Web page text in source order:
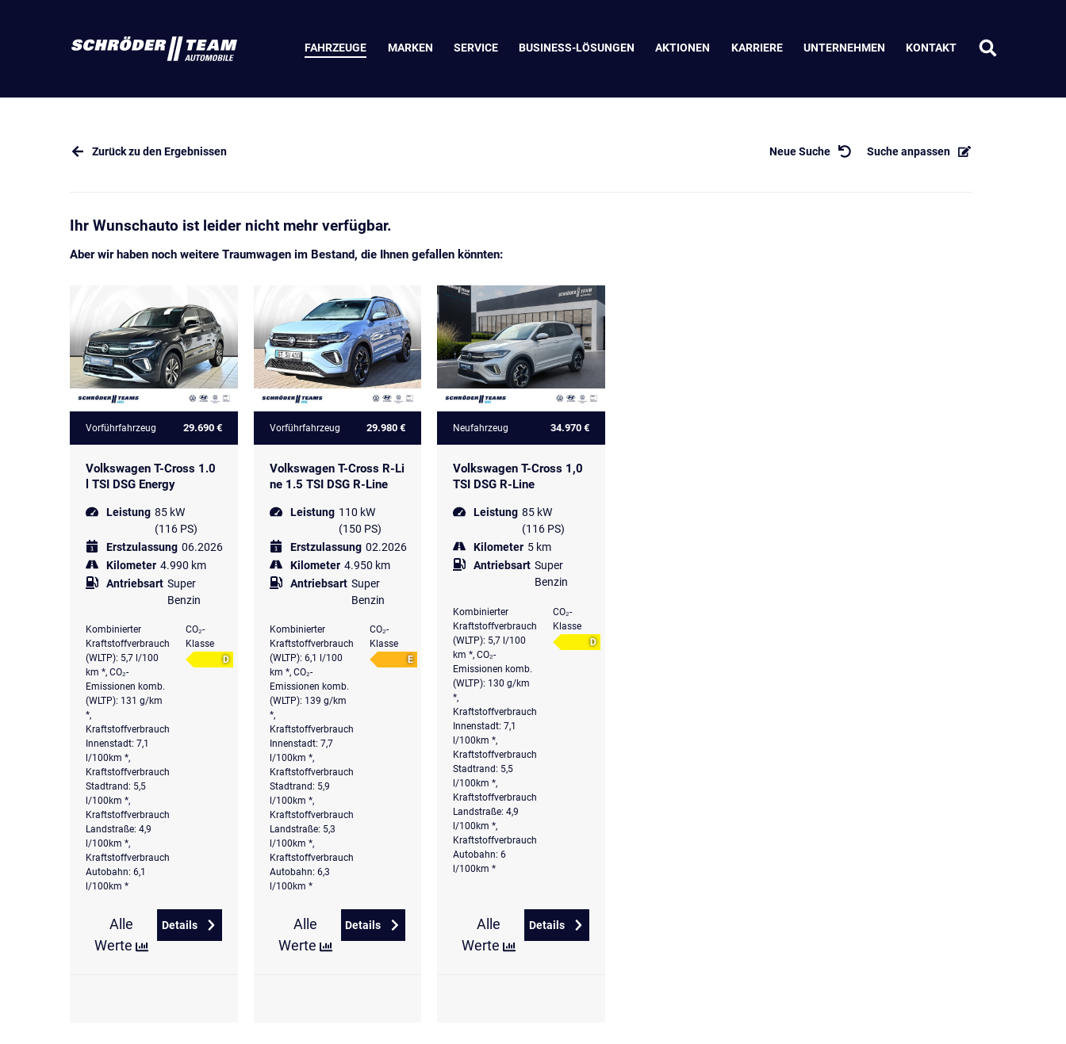
FAHRZEUGE MARKEN SERVICE BUSINESS-LÖSUNGEN AKTIONEN KARRIERE UNTERNEHMEN KONTAKT
Zurück zu den Ergebnissen Neue Suche Suche anpassen
Ihr Wunschauto ist leider nicht mehr verfügbar.
Aber wir haben noch weitere Traumwagen im Bestand, die Ihnen gefallen könnten:
Vorführfahrzeug 29.690 €
Volkswagen T-Cross 1.0
l TSI DSG Energy
Leistung 85 kW
(116 PS)
Erstzulassung 06.2026
Kilometer 4.990 km
Antriebsart Super
Benzin
Kombinierter
Kraftstoffverbrauch
(WLTP): 5,7 l/100
km *, CO₂-
Emissionen komb.
(WLTP): 131 g/km
*,
Kraftstoffverbrauch
Innenstadt: 7,1
l/100km *,
Kraftstoffverbrauch
Stadtrand: 5,5
l/100km *,
Kraftstoffverbrauch
Landstraße: 4,9
l/100km *,
Kraftstoffverbrauch
Autobahn: 6,1
l/100km *
CO₂-
Klasse
D
Alle
Werte
Details
zu Volkswagen T-Cross 1.0 l TSI DSG Energy
Vorführfahrzeug 29.980 €
Volkswagen T-Cross R-Li
ne 1.5 TSI DSG R-Line
Leistung 110 kW
(150 PS)
Erstzulassung 02.2026
Kilometer 4.950 km
Antriebsart Super
Benzin
Kombinierter
Kraftstoffverbrauch
(WLTP): 6,1 l/100
km *, CO₂-
Emissionen komb.
(WLTP): 139 g/km
*,
Kraftstoffverbrauch
Innenstadt: 7,7
l/100km *,
Kraftstoffverbrauch
Stadtrand: 5,9
l/100km *,
Kraftstoffverbrauch
Landstraße: 5,3
l/100km *,
Kraftstoffverbrauch
Autobahn: 6,3
l/100km *
CO₂-
Klasse
E
Alle
Werte
Details
zu Volkswagen T-Cross R-Line 1.5 TSI DSG R-Line
Neufahrzeug 34.970 €
Volkswagen T-Cross 1,0
TSI DSG R-Line
Leistung 85 kW
(116 PS)
Kilometer 5 km
Antriebsart Super
Benzin
Kombinierter
Kraftstoffverbrauch
(WLTP): 5,7 l/100
km *, CO₂-
Emissionen komb.
(WLTP): 130 g/km
*,
Kraftstoffverbrauch
Innenstadt: 7,1
l/100km *,
Kraftstoffverbrauch
Stadtrand: 5,5
l/100km *,
Kraftstoffverbrauch
Landstraße: 4,9
l/100km *,
Kraftstoffverbrauch
Autobahn: 6
l/100km *
CO₂-
Klasse
D
Alle
Werte
Details
zu Volkswagen T-Cross 1,0 TSI DSG R-Line